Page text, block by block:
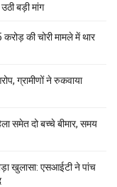
बड़ी मांग
की चोरी मामले में थार
ग्रामीणों ने रुकवाया
समेत दो बच्चे बीमार, समय
खुलासा: एसआईटी ने पांच